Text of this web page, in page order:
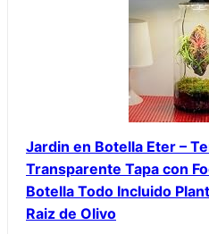
Jardin en Botella Eter –
Transparente Tapa con
Botella Todo Incluido
Raiz de Olivo